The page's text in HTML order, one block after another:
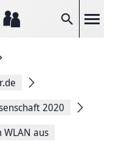
Suche
2020
aus